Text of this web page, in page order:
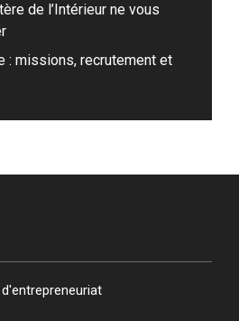
de l’Intérieur ne vous
: missions, recrutement et